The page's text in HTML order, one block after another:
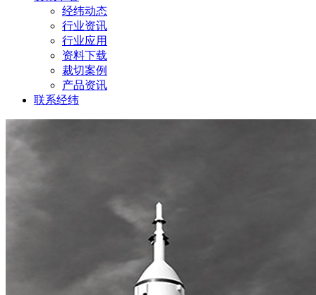
经纬动态
行业资讯
行业应用
资料下载
裁切案例
产品资讯
联系经纬